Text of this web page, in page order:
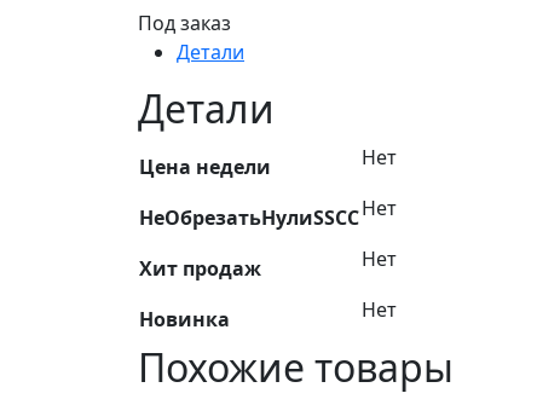
Под заказ
Детали
Детали
Цена недели Нет
НеОбрезатьНулиSSCCНет
Хит продаж Нет
Новинка Нет
Похожие товары